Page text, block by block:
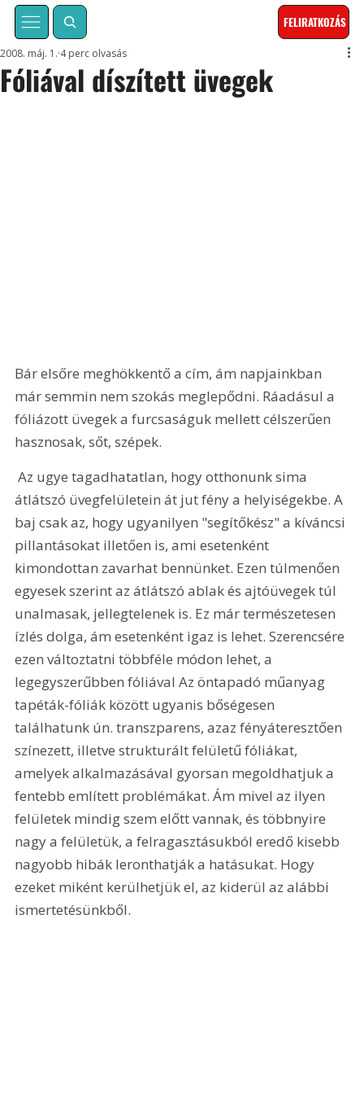
FELIRATKOZÁS
Fóliával díszített üvegek
2008. máj. 1. 4 perc olvasás
Bár elsőre meghökkentő a cím, ám napjainkban
már semmin nem szokás meglepődni. Ráadásul a
fóliázott üvegek a furcsaságuk mellett célszerűen
hasznosak, sőt, szépek.
Az ugye tagadhatatlan, hogy otthonunk sima
átlátszó üvegfelületein át jut fény a helyiségekbe. A
baj csak az, hogy ugyanilyen "segítőkész" a kíváncsi
pillantásokat illetően is, ami esetenként
kimondottan zavarhat bennünket. Ezen túlmenően
egyesek szerint az átlátszó ablak és ajtóüvegek túl
unalmasak, jellegtelenek is. Ez már természetesen
ízlés dolga, ám esetenként igaz is lehet. Szerencsére
ezen változtatni többféle módon lehet, a
legegyszerűbben fóliával Az öntapadó műanyag
tapéták-fóliák között ugyanis bőségesen
találhatunk ún. transzparens, azaz fényáteresztően
színezett, illetve strukturált felületű fóliákat,
amelyek alkalmazásával gyorsan megoldhatjuk a
fentebb említett problémákat. Ám mivel az ilyen
felületek mindig szem előtt vannak, és többnyire
nagy a felületük, a felragasztásukból eredő kisebb
nagyobb hibák leronthatják a hatásukat. Hogy
ezeket miként kerülhetjük el, az kiderül az alábbi
ismertetésünkből.